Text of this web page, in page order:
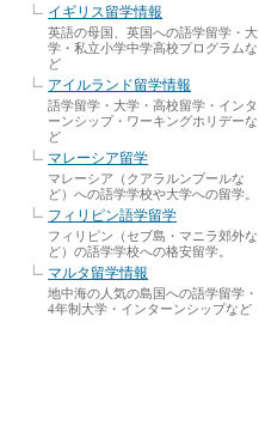
イギリス留学情報
英語の母国、英国への語学留学・大
学・私立小学中学高校プログラムな
ど
アイルランド留学情報
語学留学・大学・高校留学・インタ
ーンシップ・ワーキングホリデーな
ど
マレーシア留学
マレーシア（クアラルンプールな
ど）への語学学校や大学への留学。
フィリピン語学留学
フィリピン（セブ島・マニラ郊外な
ど）の語学学校への格安留学。
マルタ留学情報
地中海の人気の島国への語学留学・
4年制大学・インターンシップなど